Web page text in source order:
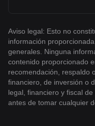
Aviso legal: Esto no
información
generales. Ninguna
contenido proporcionado
recomendación, respaldo
financiero, de inversión o
legal, financiero y fiscal
antes de tomar cualquier